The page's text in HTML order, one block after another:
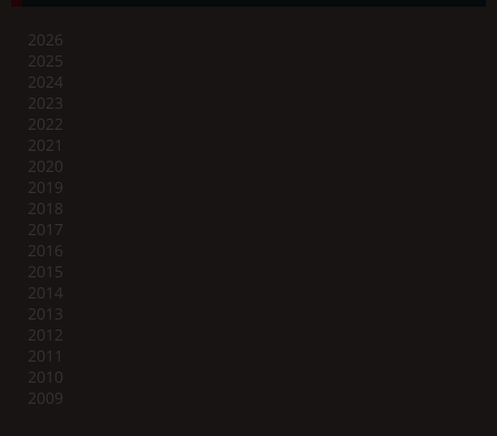
2026
2025
2024
2023
2022
2021
2020
2019
2018
2017
2016
2015
2014
2013
2012
2011
2010
2009